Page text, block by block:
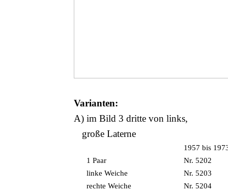
Varianten:
A) im Bild 3 dritte von links,
große Laterne
1957 bis
1 Paar
Nr. 5202
linke Weiche
Nr. 5203
rechte Weiche
Nr. 5204